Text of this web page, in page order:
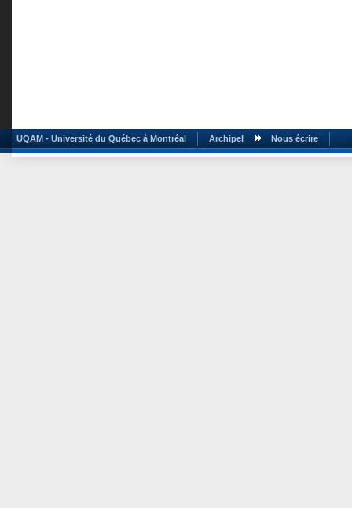
UQAM - Université du Québec à Montréal Archipel Nous écrire